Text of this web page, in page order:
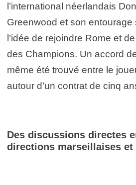
l’international néerlandais
Greenwood et son entourage
l’idée de rejoindre Rome et
des Champions. Un accord
même été trouvé entre le
autour d’un contrat de cinq
Des discussions directes
directions marseillaises et